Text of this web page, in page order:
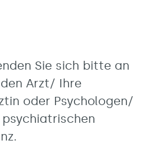
Sie sich bitte an
Arzt/ Ihre
oder Psychologen/